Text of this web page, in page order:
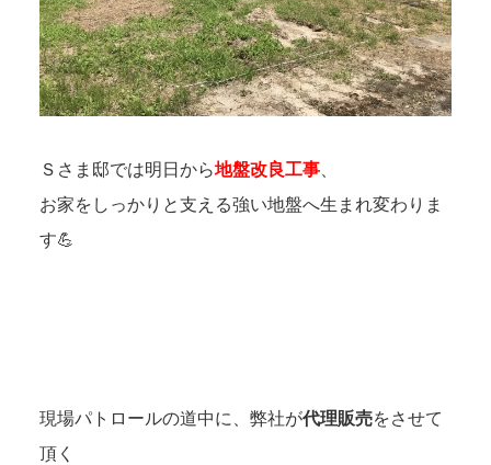
Ｓさま邸では明日から地盤改良工事、
お家をしっかりと支える強い地盤へ生まれ変わりま
す💪
現場パトロールの道中に、弊社が代理販売をさせて
頂く